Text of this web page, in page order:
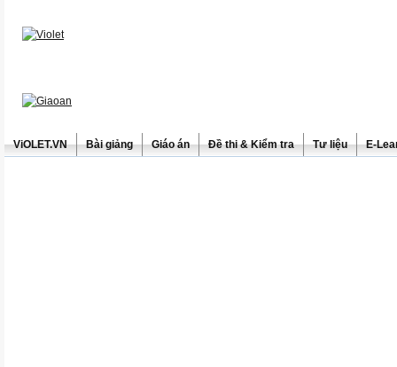
ViOLET.VN Bài giảng Giáo án Đề thi & Kiểm tra Tư liệu E-